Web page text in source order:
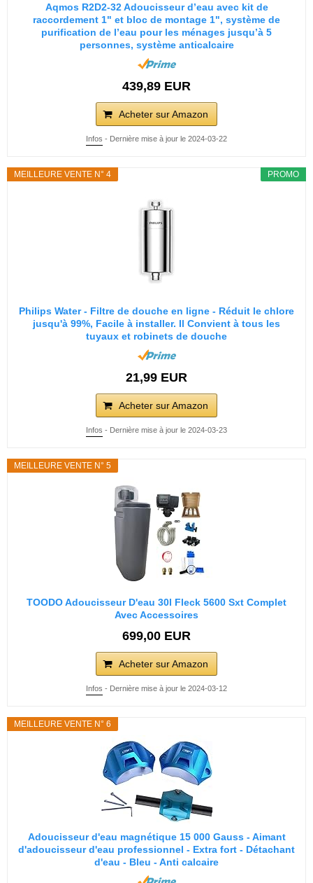
Aqmos R2D2-32 Adoucisseur d’eau avec kit de
raccordement 1" et bloc de montage 1", système de
purification de l’eau pour les ménages jusqu’à 5
personnes, système anticalcaire
439,89 EUR
Acheter sur Amazon
Infos - Dernière mise à jour le 2024-03-22
PROMO
MEILLEURE VENTE N° 4
Philips Water - Filtre de douche en ligne - Réduit le chlore
jusqu'à 99%, Facile à installer. Il Convient à tous les
tuyaux et robinets de douche
21,99 EUR
Acheter sur Amazon
Infos - Dernière mise à jour le 2024-03-23
MEILLEURE VENTE N° 5
TOODO Adoucisseur D'eau 30l Fleck 5600 Sxt Complet
Avec Accessoires
699,00 EUR
Acheter sur Amazon
Infos - Dernière mise à jour le 2024-03-12
MEILLEURE VENTE N° 6
Adoucisseur d'eau magnétique 15 000 Gauss - Aimant
d'adoucisseur d'eau professionnel - Extra fort - Détachant
d'eau - Bleu - Anti calcaire